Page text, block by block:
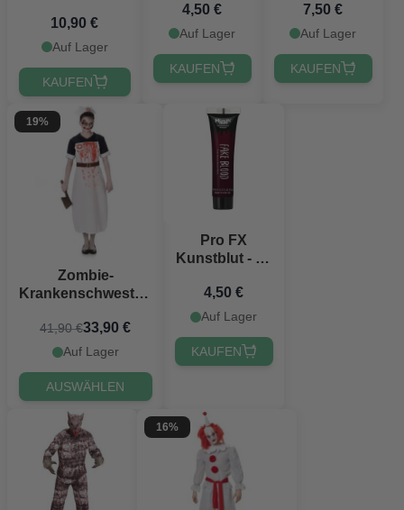
10,90 €
Auf Lager
KAUFEN
4,50 €
Auf Lager
KAUFEN
cm
7,50 €
Auf Lager
KAUFEN
19%
Zombie-
Krankenschwester-
41,90 €33,90 €
Auf Lager
AUSWÄHLEN
Pro FX
Kunstblut - 15
4,50 €
Auf Lager
KAUFEN
16%